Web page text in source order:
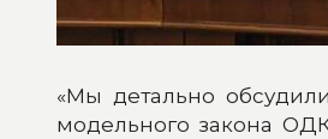
«Мы детально
модельного закона